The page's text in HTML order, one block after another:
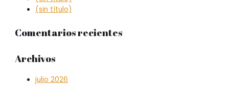
(sin título)
Comentarios recientes
Archivos
julio 2026